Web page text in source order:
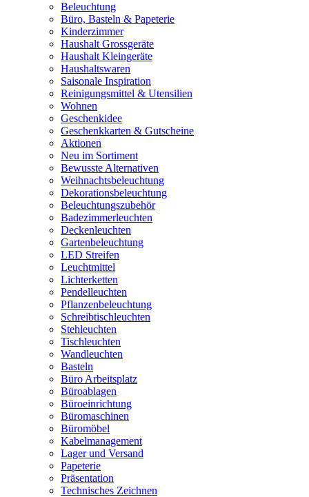
Beleuchtung
Büro, Basteln & Papeterie
Kinderzimmer
Haushalt Grossgeräte
Haushalt Kleingeräte
Haushaltswaren
Saisonale Inspiration
Reinigungsmittel & Utensilien
Wohnen
Geschenkidee
Geschenkkarten & Gutscheine
Aktionen
Neu im Sortiment
Bewusste Alternativen
Weihnachtsbeleuchtung
Dekorationsbeleuchtung
Beleuchtungszubehör
Badezimmerleuchten
Deckenleuchten
Gartenbeleuchtung
LED Streifen
Leuchtmittel
Lichterketten
Pendelleuchten
Pflanzenbeleuchtung
Schreibtischleuchten
Stehleuchten
Tischleuchten
Wandleuchten
Basteln
Büro Arbeitsplatz
Büroablagen
Büroeinrichtung
Büromaschinen
Büromöbel
Kabelmanagement
Lager und Versand
Papeterie
Präsentation
Technisches Zeichnen